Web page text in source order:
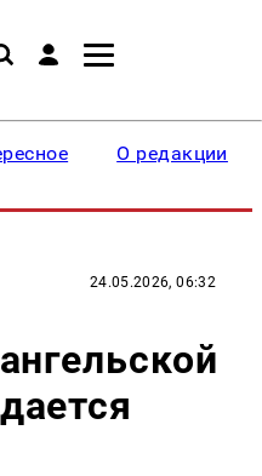
О редакции
24.05.2026, 06:32